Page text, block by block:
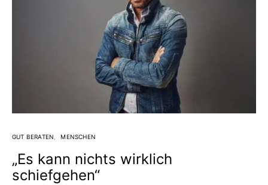
GUT BERATEN MENSCHEN
„Es kann nichts wirklich
schiefgehen“